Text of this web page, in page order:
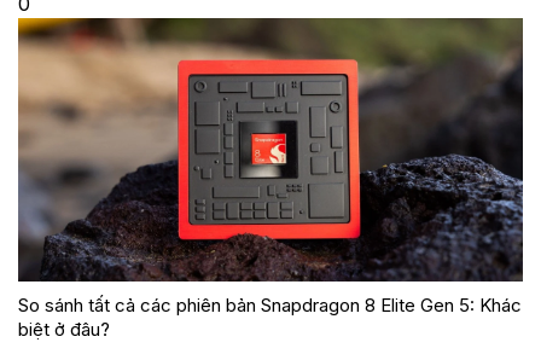
So sánh tất cả các phiên bản Snapdragon 8 Elite Gen 5: Khác
biệt ở đâu?